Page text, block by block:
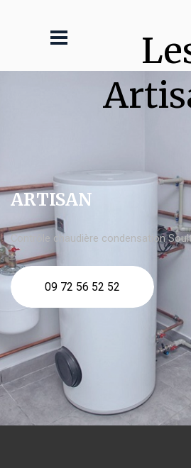
ARTISAN
Contrôle chaudière condensation
09 72 56 52 52